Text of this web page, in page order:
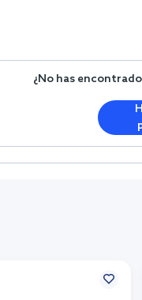
¿No has